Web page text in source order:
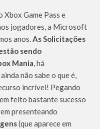
Xbox Game Pass e
jogadores, a Microsoft
anos. As Solicitações
sendo
Mania , há
não sabe o que é,
incrível! Pegando
feito bastante sucesso
presenteando
(que aparece em